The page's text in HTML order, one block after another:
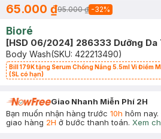
65.000 ₫95.000 ₫ -32%
Bioré
[HSD 06/2024] 286333 Dưỡng Da
Body Wash(SKU: 422213490)
Bill 179K tặng Serum Chống Nắng 5.5ml Vi Điểm
(SL có hạn)
Giao Nhanh Miễn Phí 2H
Bạn muốn nhận hàng trước 10h hôm
giao hàng 2H ở bước thanh toán. Xem